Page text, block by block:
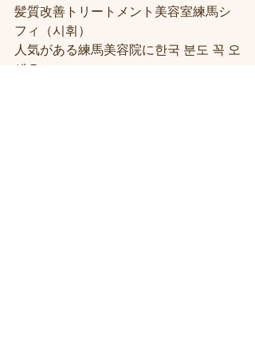
髪質改善トリートメント美容室練馬シ
フィ（시휘）
人気がある練馬美容院に한국 분도 꼭 오
세요